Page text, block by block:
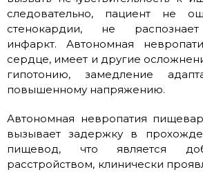
следовательно, пациент не
стенокардии, не
инфаркт. Автономная
сердце, имеет и другие
гипотонию, замедление
повышенному напряжению.
Автономная невропатия
вызывает задержку в
пищевод, что является
расстройством, клинически